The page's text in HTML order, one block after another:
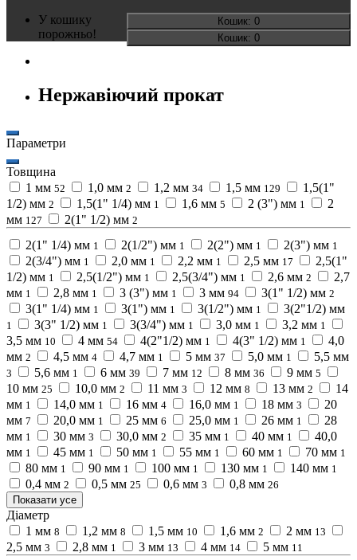
Кошик: 0
Кошик: 0
У кошику
порожньо!
Нержавіючий прокат
Параметри
Товщина
1 мм 52 1,0 мм 2 1,2 мм 34 1,5 мм 129
1,5(1"
1/2) мм 2 1,5(1" 1/4) мм 1 1,6 мм 5 2 (3") мм 1
2
мм 127 2(1" 1/2) мм 2
2(1" 1/4) мм 1 2(1/2") мм 1 2(2") мм 1 2(3") мм 1
2(3/4") мм 1 2,0 мм 1 2,2 мм 1 2,5 мм 17
2,5(1"
1/2) мм 1 2,5(1/2") мм 1 2,5(3/4") мм 1 2,6 мм 2
2,7
мм 1 2,8 мм 1 3 (3") мм 1 3 мм 94 3(1" 1/2) мм 2
3(1" 1/4) мм 1 3(1") мм 1 3(1/2") мм 1 3(2"1/2) мм
1 3(3" 1/2) мм 1 3(3/4") мм 1 3,0 мм 1 3,2 мм 1
3,5 мм 10 4 мм 54 4(2"1/2) мм 1 4(3" 1/2) мм 1
4,0
мм 2 4,5 мм 4 4,7 мм 1 5 мм 37 5,0 мм 1 5,5 мм
3 5,6 мм 1 6 мм 39 7 мм 12 8 мм 36 9 мм 5
10 мм 25 10,0 мм 2 11 мм 3 12 мм 8 13 мм 2
14
мм 1 14,0 мм 1 16 мм 4 16,0 мм 1 18 мм 3
20
мм 7 20,0 мм 1 25 мм 6 25,0 мм 1 26 мм 1
28
мм 1 30 мм 3 30,0 мм 2 35 мм 1 40 мм 1
40,0
мм 1 45 мм 1 50 мм 1 55 мм 1 60 мм 1 70 мм 1
80 мм 1 90 мм 1 100 мм 1 130 мм 1 140 мм 1
0,4 мм 2 0,5 мм 25 0,6 мм 3 0,8 мм 26
Показати усе
Діаметр
1 мм 8 1,2 мм 8 1,5 мм 10 1,6 мм 2 2 мм 13
2,5 мм 3 2,8 мм 1 3 мм 13 4 мм 14 5 мм 11